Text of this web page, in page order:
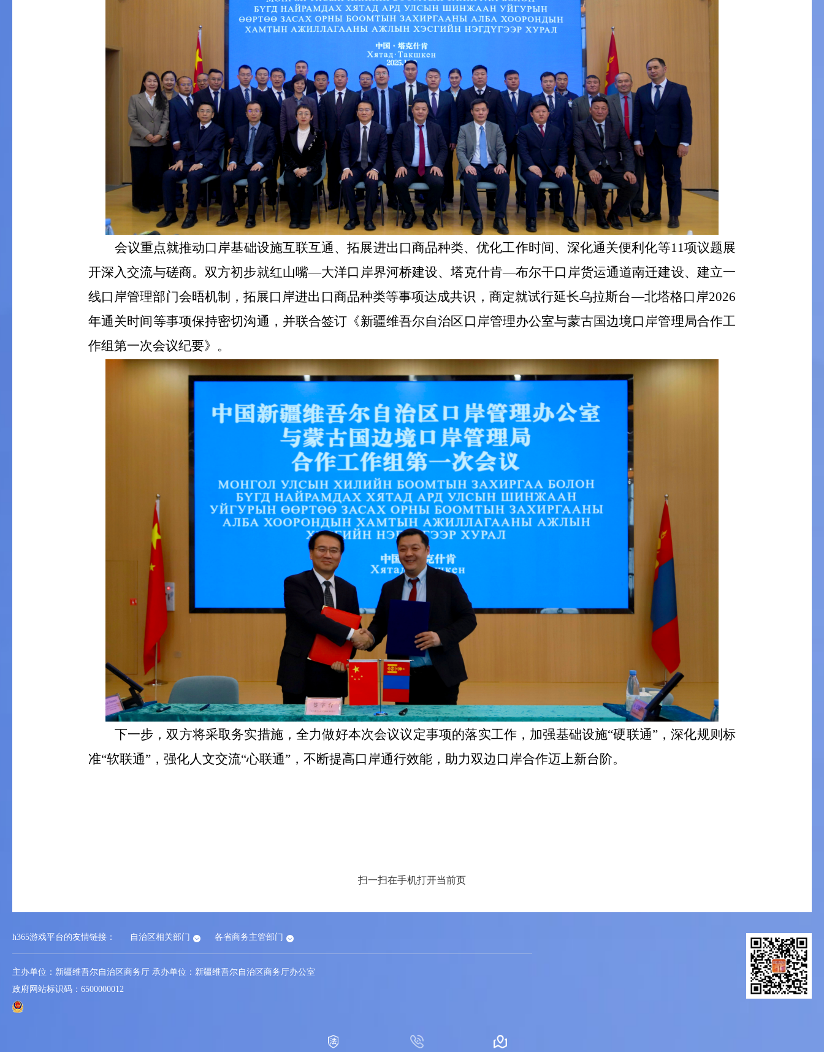
会议重点就推动口岸基础设施互联互通、拓展进出口商品种类、优化工作时间、深化通关便利化等11项议题展
开深入交流与磋商。双方初步就红山嘴—大洋口岸界河桥建设、塔克什肯—布尔干口岸货运通道南迁建设、建立一
线口岸管理部门会晤机制，拓展口岸进出口商品种类等事项达成共识，商定就试行延长乌拉斯台—北塔格口 岸2026
年通关时间等事项保持密切沟通，并联合签订《新疆维吾尔自治区口岸管理办公室与蒙古国边境口岸管理局合作工
作组第一次会议纪要》。
下一步，双方将采取务实措施，全力做好本次会议议定事项的落实工作，加强基础设施“硬联通”，深化规则标
准“软联通”，强化人文交流“心联通”，不断提高口岸通行效能，助力双边口岸合作迈上新台阶。
扫一扫在手机打开当前页
h365游戏平台的友情链接： 自治区相关部门 各省商务主管部门
h365官方网站-h365游戏
平台
主办单位：新疆维吾尔自治区商务厅 承办单位：新疆维吾尔自治区商务厅办公室
政府网站标识码：6500000012